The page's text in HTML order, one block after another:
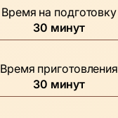
Время на подготовку
30минуты
минут
Время приготовления
30минуты
минут